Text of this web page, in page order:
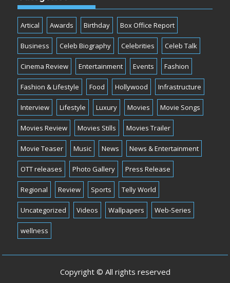
Artical Awards Birthday Box Office Report
Business Celeb Biography Celebrities Celeb Talk
Cinema Review Entertainment Events Fashion
Fashion & Lifestyle Food Hollywood Infrastructure
Interview Lifestyle Luxury Movies Movie Songs
Movies Review Movies Stills Movies Trailer
Movie Teaser Music News News & Entertainment
OTT releases Photo Gallery Press Release
Regional Review Sports Telly World
Uncategorized Videos Wallpapers Web-Series
wellness
Copyright © All rights reserved